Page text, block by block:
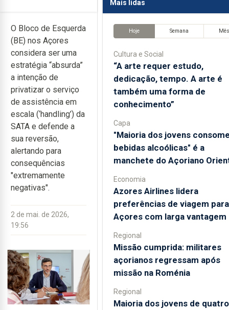
O Bloco de Esquerda
(BE) nos Açores
considera ser uma
estratégia “absurda”
a intenção de
privatizar o serviço
de assistência em
escala (‘handling’) da
SATA e defende a
sua reversão,
alertando para
consequências
"extremamente
negativas".
2 de mai. de 2026,
19:56
Mais lidas
Hoje Semana
Cultura e Social
“A arte requer estudo,
dedicação, tempo. A arte é
também uma forma de
conhecimento”
Capa
"Maioria dos jovens
bebidas alcoólicas" é a
manchete do Açoriano
Economia
Azores Airlines lidera
preferências de viagem
Açores com larga vantagem
Regional
Missão cumprida: militares
açorianos regressam após
missão na Roménia
Regional
Maioria dos jovens de quatro